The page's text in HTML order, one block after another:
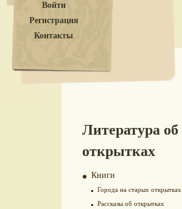
Войти
Регистрация
Контакты
Литература об
открытках
Книги
Города на старых открытках
Рассказы об открытках